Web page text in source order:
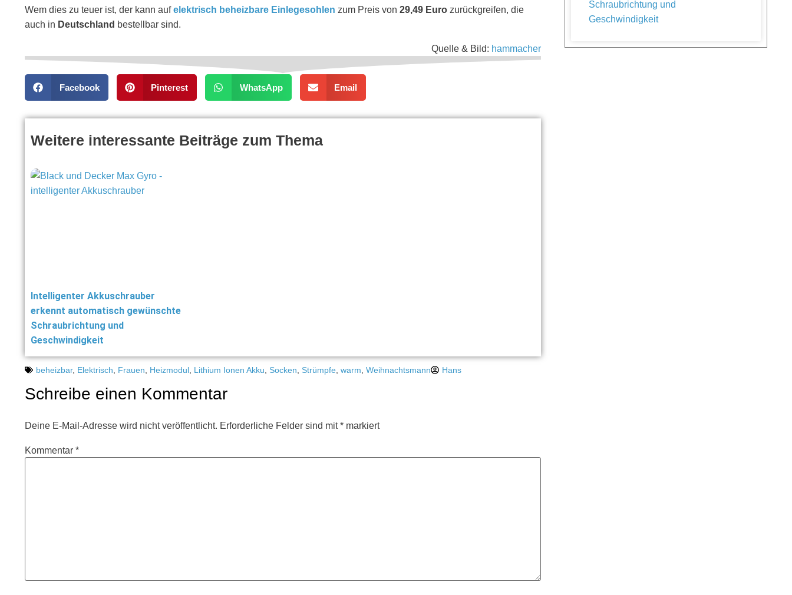
Wem dies zu teuer ist, der kann aufelektrisch beheizbare Einlegesohlen zum Preis von 29,49 Euro zurückgreifen, die
auch in Deutschland bestellbar sind.
Quelle & Bild: hammacher
Facebook Pinterest WhatsApp Email
Weitere interessante Beiträge zum Thema
Intelligenter Akkuschrauber
erkennt automatisch gewünschte
Schraubrichtung und
Geschwindigkeit
beheizbar, Elektrisch, Frauen, Heizmodul, Lithium Ionen Akku, Socken, Strümpfe, warm, Weihnachtsmann Hans
Schreibe einen Kommentar
Deine E-Mail-Adresse wird nicht veröffentlicht. Erforderliche Felder sind mit* markiert
Kommentar *
Schraubrichtung und
Geschwindigkeit